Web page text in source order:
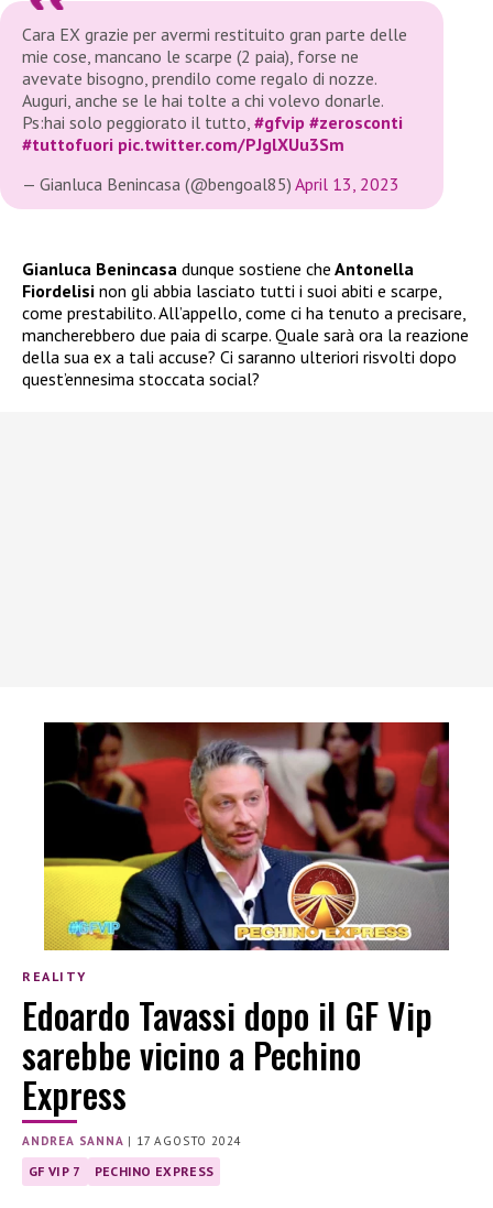
Cara EX grazie per avermi restituito gran parte delle
mie cose, mancano le scarpe (2 paia), forse ne
avevate bisogno, prendilo come regalo di nozze.
Auguri, anche se le hai tolte a chi volevo donarle.
Ps:hai solo peggiorato il tutto, #gfvip #zerosconti
#tuttofuori pic.twitter.com/PJglXUu3Sm
— Gianluca Benincasa (@bengoal85) April 13, 2023
Gianluca Benincasa dunque sostiene che Antonella
Fiordelisi non gli abbia lasciato tutti i suoi abiti e scarpe,
come prestabilito. All’appello, come ci ha tenuto a precisare,
mancherebbero due paia di scarpe. Quale sarà ora la reazione
della sua ex a tali accuse? Ci saranno ulteriori risvolti dopo
quest’ennesima stoccata social?
REALITY
Edoardo Tavassi dopo il GF Vip
sarebbe vicino a Pechino
Express
ANDREA SANNA | 17 AGOSTO 2024
GF VIP 7 PECHINO EXPRESS